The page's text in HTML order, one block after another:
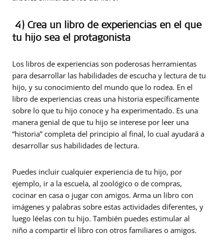
4) Crea un libro de experiencias en el que
tu hijo sea el protagonista
Los libros de experiencias son poderosas herramientas
para desarrollar las habilidades de escucha y lectura de tu
hijo, y su conocimiento del mundo que lo rodea. En el
libro de experiencias creas una historia específicamente
sobre lo que tu hijo conoce y ha experimentado. Es una
manera genial de que tu hijo se interese por leer una
“historia” completa del principio al final, lo cual ayudará a
desarrollar sus habilidades de lectura.
Puedes incluir cualquier experiencia de tu hijo, por
ejemplo, ir a la escuela, al zoológico o de compras,
cocinar en casa o jugar con amigos. Arma un libro con
imágenes y palabras sobre estas actividades diferentes, y
luego léelas con tu hijo. También puedes estimular al
niño a compartir el libro con otros familiares o amigos.